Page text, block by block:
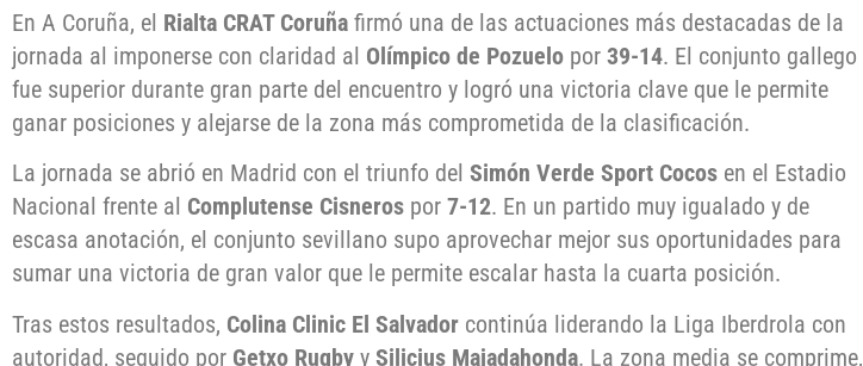
En A Coruña, el Rialta CRAT Coruña firmó una de las actuaciones más destacadas de la
jornada al imponerse con claridad al Olímpico de Pozuelo por 39-14. El conjunto gallego
fue superior durante gran parte del encuentro y logró una victoria clave que le permite
ganar posiciones y alejarse de la zona más comprometida de la clasificación.
La jornada se abrió en Madrid con el triunfo del Simón Verde Sport Cocos en el Estadio
Nacional frente al Complutense Cisneros por 7-12. En un partido muy igualado y de
escasa anotación, el conjunto sevillano supo aprovechar mejor sus oportunidades para
sumar una victoria de gran valor que le permite escalar hasta la cuarta posición.
Tras estos resultados, Colina Clinic El Salvador continúa liderando la Liga Iberdrola con
autoridad, seguido por Getxo Rugby y Silicius Majadahonda. La zona media se comprime,